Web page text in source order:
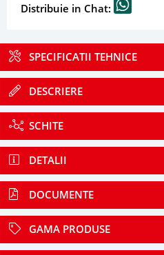
Distribuie in Chat:
SPECIFICATII TEHNICE
DESCRIERE
SCHITE
DETALII
DOCUMENTE
GAMA PRODUSE